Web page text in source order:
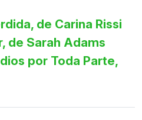
de Carina Rissi
de Sarah Adams
por Toda Parte,